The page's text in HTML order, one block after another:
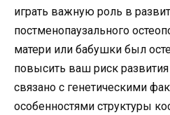
играть важную роль в
постменопаузального
матери или бабушки был
повысить ваш риск
связано с генетическими
особенностями структуры